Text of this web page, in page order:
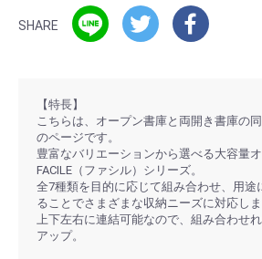
SHARE
【特長】
こちらは、オープン書庫と両開き書庫の
のページです。
豊富なバリエーションから選べる大容量
FACILE（ファシル）シリーズ。
全7種類を目的に応じて組み合わせ、用途
ることでさまざまな収納ニーズに対応しま
上下左右に連結可能なので、組み合わせ
アップ。